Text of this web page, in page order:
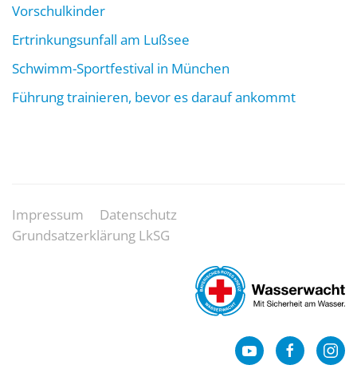
Vorschulkinder
Ertrinkungsunfall am Lußsee
Schwimm-Sportfestival in München
Führung trainieren, bevor es darauf ankommt
Impressum
Datenschutz
Grundsatzerklärung LkSG